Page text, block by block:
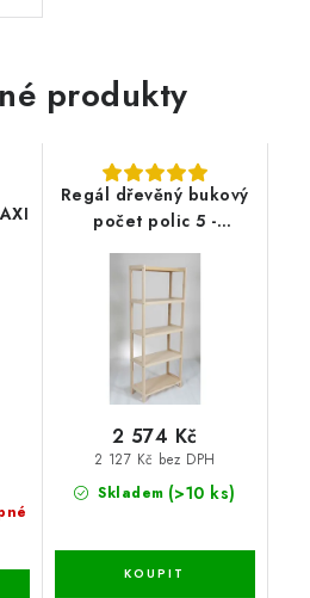
produkty
Regál dřevěný bukový
počet polic 5 -
173x60x38 cm
Skladem (>10 ks)
2 127 Kč bez DPH
2 574 Kč